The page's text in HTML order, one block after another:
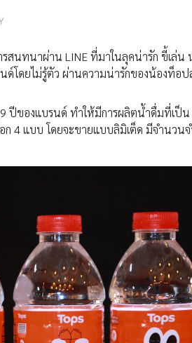
รสนทนาผ่าน LINE ที่มาในลุคน่ารัก ขี้เล่น
โดยไม่รู้ตัว ผ่านความน่ารักของน้องท็อป
ปีของแบรนด์ ทำให้มีการผลิตน้ำดื่มที่เป็น
4 แบบ โดยจะขายแบบลิมิเต็ด มีจำนวน